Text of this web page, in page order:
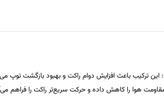
: این ترکیب باعث افزایش دوام راکت و بهبود بازگشت
هوا را کاهش داده و حرکت سریع‌تر راکت را فراهم